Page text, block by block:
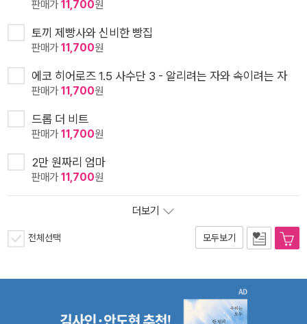
판매가11,700원
토끼 제빵사와 신비한 빵집
판매가11,700원
에코 히어로즈 1.5 사수단 3 - 알리려는 자와 속이려는 자
판매가11,700원
드롭 더 비트
판매가11,700원
2만 원짜리 엄마
판매가11,700원
더보기
전체선택 모두보기